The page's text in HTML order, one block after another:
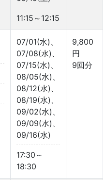
11:15～12:15
07/01(水)、
07/08(水)、
07/15(水)、
08/05(水)、
08/12(水)、
08/19(水)、
09/02(水)、
09/09(水)、
09/16(水)
17:30～
18:30
9,800
円
9回分